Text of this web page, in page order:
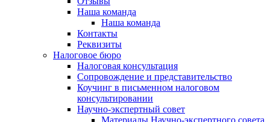
Наша команда
Наша команда
Контакты
Реквизиты
Налоговое бюро
Налоговая консультация
Cопровождение и представительство
Коучинг в письменном налоговом
консультировании
Научно-экспертный совет
Материалы Научно-экспертного совета